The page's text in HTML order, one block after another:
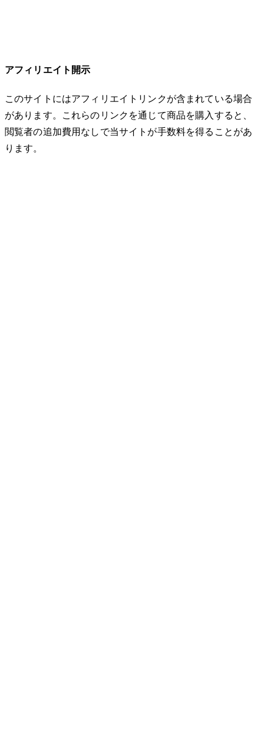
アフィリエイト開示
このサイトにはアフィリエイトリンクが含まれている場合
があります。これらのリンクを通じて商品を購入すると、
閲覧者の追加費用なしで当サイトが手数料を得ることがあ
ります。